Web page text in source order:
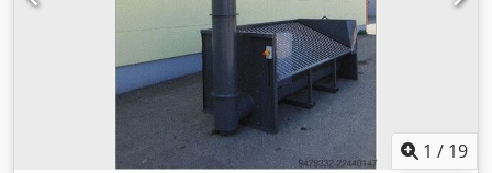
Farbe, Ausstattung, Zustand, Eigenschaften etc. der
angebotenen Fahrzeuge sind ohne Gewähr.
Schreibfehler-/Irrtümer-/ Zwischenverkauf vorbehalten
Dodpfx Aezg Ahhod Iock
Stecker Gebrauchtmaschine überholt SAB geprüft mit
Gewährleistung + Ersatzteil Service Option:
Wartungsvertrag Lieferservice Einweisung &
Inbetriebnahme Besuchen Sie unser großes
Bäckereimaschinen Lager mit vielen
Hörnchenwickelmaschinen! Dcsdpfx Ashfhpvjd Ijk
1 / 19